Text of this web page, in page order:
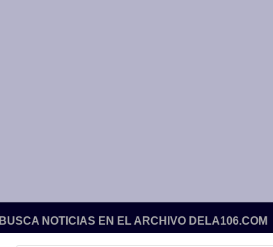
BUSCA NOTICIAS EN EL ARCHIVO DELA106.COM